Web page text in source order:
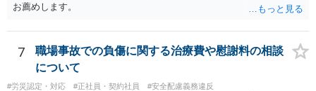
お薦めします。
7
職場事故での負傷に関する治療費や慰謝料の相談
について
#労災認定・対応 #正社員・契約社員 #安全配慮義務違反